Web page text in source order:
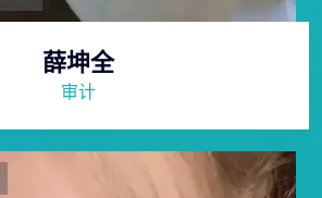
薛坤全
审计